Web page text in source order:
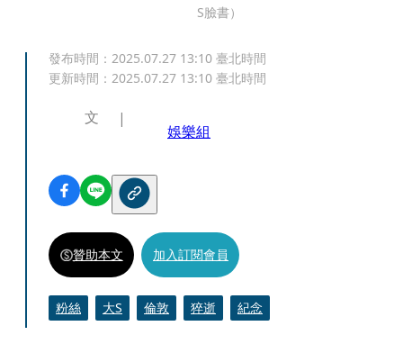
S臉書）
發布時間： 2025.07.27 13:10 臺北時間
更新時間： 2025.07.27 13:10 臺北時間
文
娛樂組
贊助本文 加入訂閱會員
粉絲 大S 倫敦 猝逝 紀念